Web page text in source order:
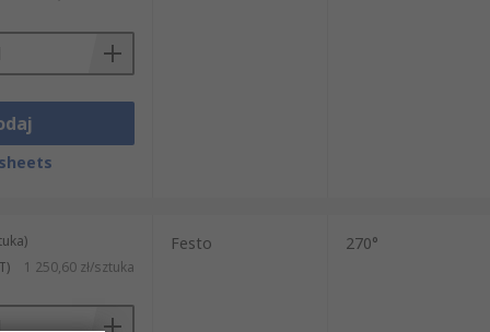
1 250,60 zł/sztuka
Festo 270°